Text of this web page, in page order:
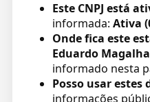
Este CNPJ está
informada: Ativa
Onde fica este
Eduardo
informado nesta
Posso usar estes
informações